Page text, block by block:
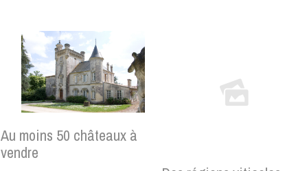
Au moins 50 châteaux à
vendre